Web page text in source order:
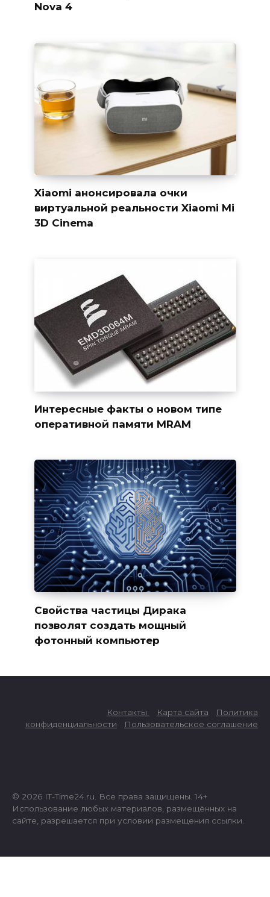
Nova 4
Xiaomi анонсировала очки
виртуальной реальности Xiaomi Mi
3D Cinema
Интересные факты о новом типе
оперативной памяти MRAM
Свойства частицы Дирака
позволят создать мощный
фотонный компьютер
Контакты Карта сайта
Политика
конфиденциальности
Пользовательское соглашение
© 2026 IT-Time24.ru. Все права защищены. 14+
Использование любых материалов, размещённых на
сайте, разрешается при условии размещения ссылки.